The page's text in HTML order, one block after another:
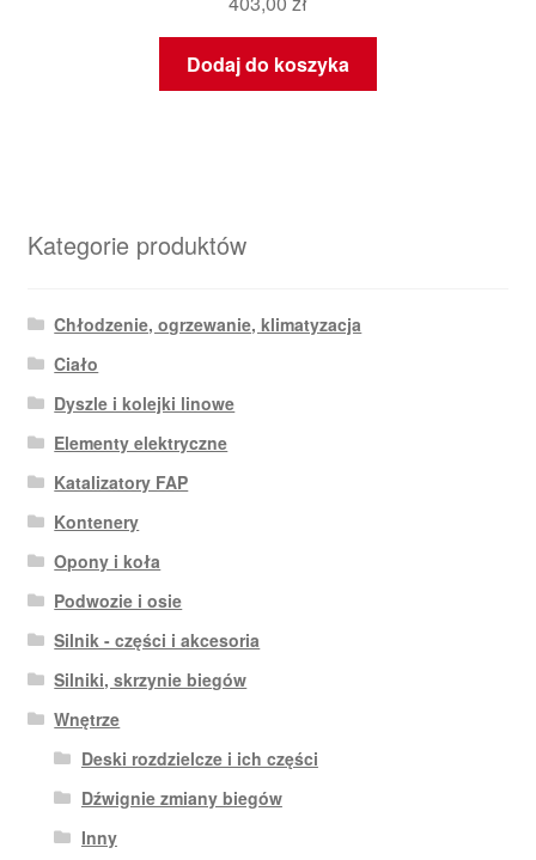
Dodaj do koszyka
Kategorie produktów
Chłodzenie, ogrzewanie, klimatyzacja
Ciało
Dyszle i kolejki linowe
Elementy elektryczne
Katalizatory FAP
Kontenery
Opony i koła
Podwozie i osie
Silnik - części i akcesoria
Silniki, skrzynie biegów
Wnętrze
Deski rozdzielcze i ich części
Dźwignie zmiany biegów
Inny